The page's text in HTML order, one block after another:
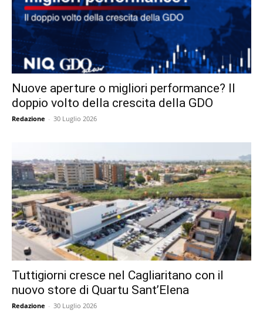
Nuove aperture o migliori performance? Il
doppio volto della crescita della GDO
Redazione - 30 Luglio 2026
Tuttigiorni cresce nel Cagliaritano con il
nuovo store di Quartu Sant’Elena
Redazione - 30 Luglio 2026